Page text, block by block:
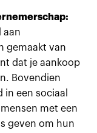
aan
gemaakt van
dat je aankoop
Bovendien
een sociaal
met een
geven om hun